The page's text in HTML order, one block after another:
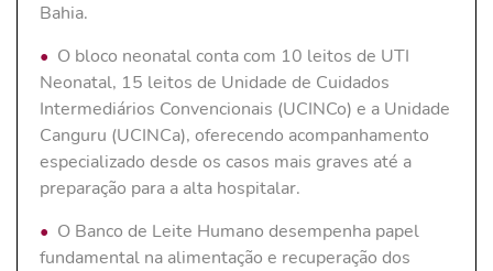
Bahia.
O bloco neonatal conta com 10 leitos de UTI
Neonatal, 15 leitos de Unidade de Cuidados
Intermediários Convencionais (UCINCo) e a Unidade
Canguru (UCINCa), oferecendo acompanhamento
especializado desde os casos mais graves até a
preparação para a alta hospitalar.
O Banco de Leite Humano desempenha papel
fundamental na alimentação e recuperação dos